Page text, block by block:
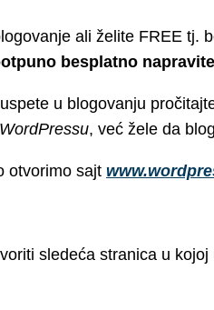
ali želite FREE tj.
besplatno
u blogovanju
, već žele da
otvorimo sajt
sledeća stranica u